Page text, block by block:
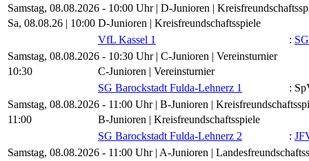
Samstag, 08.08.2026 - 10:00 Uhr | D-Junioren |
Sa, 08.08.26 | 10:00 D-Junioren | Kreisfreundschaftsspiele
VfL Kassel 1
:
Samstag, 08.08.2026 - 10:30 Uhr | C-Junioren | Vereinsturnier
10:30
C-Junioren | Vereinsturnier
SG Barockstadt Fulda-Lehnerz 1
:
Samstag, 08.08.2026 - 11:00 Uhr | B-Junioren |
11:00
B-Junioren | Kreisfreundschaftsspiele
SG Barockstadt Fulda-Lehnerz 2
:
Samstag, 08.08.2026 - 11:00 Uhr | A-Junioren |